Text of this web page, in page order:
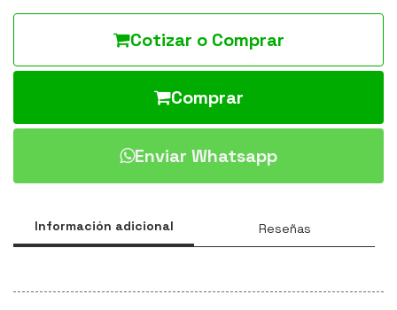
Cotizar o Comprar
Comprar
Enviar Whatsapp
Información adicional Reseñas